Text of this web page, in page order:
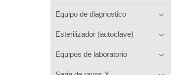
Equipo de diagnostico
Esterilizador (autoclave)
Equipos de laboratorio